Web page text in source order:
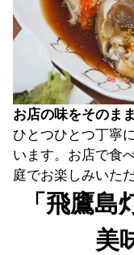
お店の味をそのま
ひとつひとつ丁寧
います。お店で食
庭でお楽しみいた
「飛鷹
美